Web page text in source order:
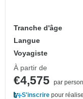
Tranche d'âge
Langue
Voyagiste
À partir de
€4,575 par
S'inscrire pour